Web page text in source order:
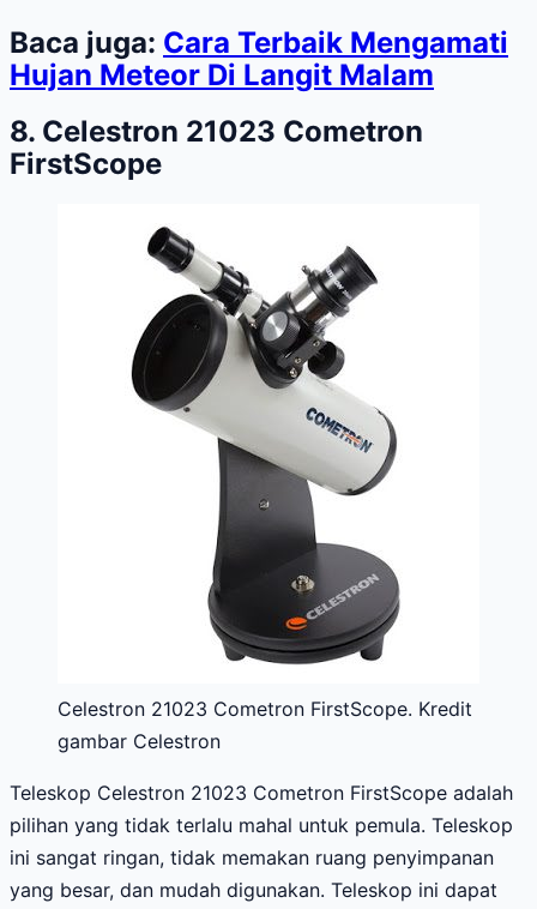
Baca juga: Cara Terbaik Mengamati
Hujan Meteor Di Langit Malam
8. Celestron 21023 Cometron
FirstScope
Celestron 21023 Cometron FirstScope. Kredit
gambar Celestron
Teleskop Celestron 21023 Cometron FirstScope adalah
pilihan yang tidak terlalu mahal untuk pemula. Teleskop
ini sangat ringan, tidak memakan ruang penyimpanan
yang besar, dan mudah digunakan. Teleskop ini dapat